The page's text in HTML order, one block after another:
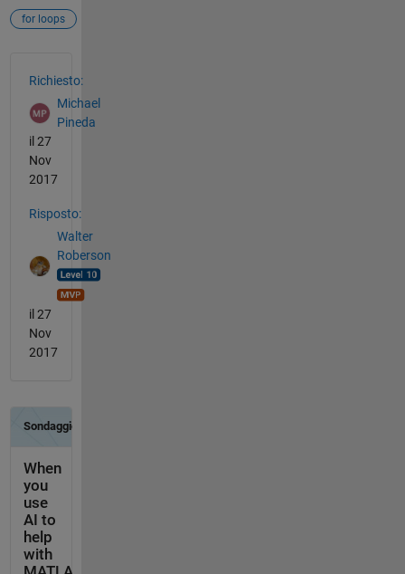
for loops
Richiesto:
Michael
Pineda
il 27
Nov
2017
Risposto:
Walter
Roberson
il 27
Nov
2017